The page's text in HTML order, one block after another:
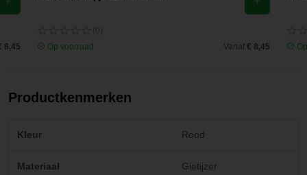
8,45
Op voorraad
Vanaf € 8,45
Productkenmerken
Kleur Rood
Materiaal Gietijzer